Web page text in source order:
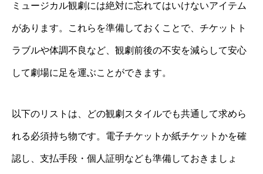
ミュージカル観劇には絶対に忘れてはいけないアイテム
があります。これらを準備しておくことで、チケットト
ラブルや体調不良など、観劇前後の不安を減らして安心
して劇場に足を運ぶことができます。
以下のリストは、どの観劇スタイルでも共通して求めら
れる必須持ち物です。電子チケットか紙チケットかを確
認し、支払手段・個人証明なども準備しておきましょ